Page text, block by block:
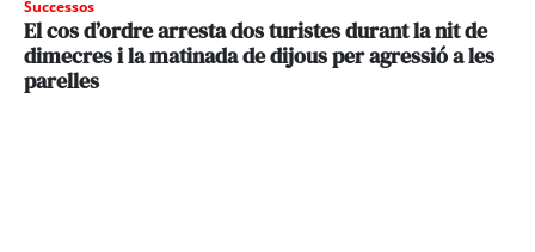
Successos
El cos d’ordre arresta dos turistes durant la nit de
dimecres i la matinada de dijous per agressió a les
parelles